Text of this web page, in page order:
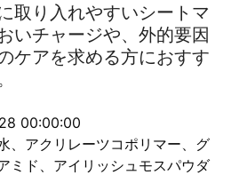
取り入れやすいシートマ
いチャージや、外的要因
ケアを求める方におすす
00:00:00
、アクリレーツコポリマー、グ
ミド、アイリッシュモスパウダ